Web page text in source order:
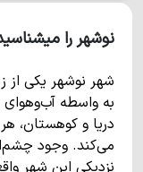
نوشهر را
شهر نوشهر یکی از
به واسطه
دریا و کوهستان،
می‌کند. وجود
نزدیکی این شهر